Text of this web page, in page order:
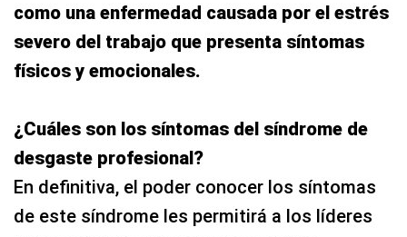
como una enfermedad causada por el estrés
severo del trabajo que presenta síntomas
físicos y emocionales.
¿Cuáles son los síntomas del síndrome de
desgaste profesional?
En definitiva, el poder conocer los síntomas
de este síndrome les permitirá a los líderes